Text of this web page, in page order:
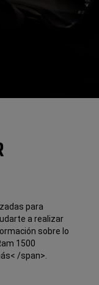
para
a realizar
sobre lo
1500
< /span>